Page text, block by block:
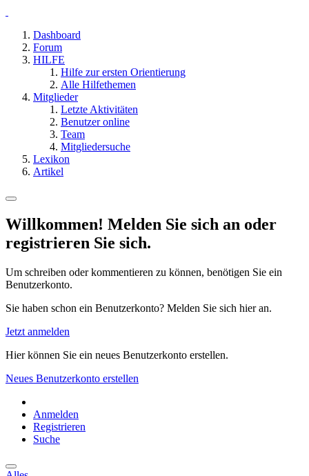
Dashboard
Forum
HILFE
Hilfe zur ersten Orientierung
Alle Hilfethemen
Mitglieder
Letzte Aktivitäten
Benutzer online
Team
Mitgliedersuche
Lexikon
Artikel
Willkommen! Melden Sie sich an oder
registrieren Sie sich.
Um schreiben oder kommentieren zu können, benötigen Sie ein
Benutzerkonto.
Sie haben schon ein Benutzerkonto? Melden Sie sich hier an.
Jetzt anmelden
Hier können Sie ein neues Benutzerkonto erstellen.
Neues Benutzerkonto erstellen
Anmelden
Registrieren
Suche